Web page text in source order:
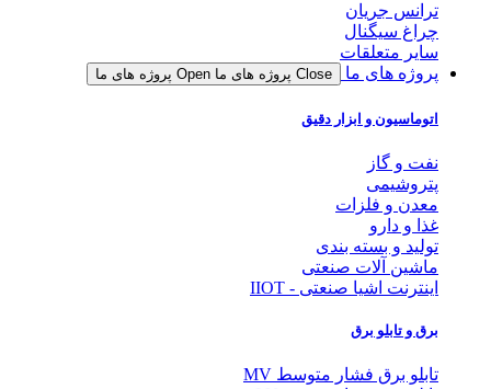
ترانس جریان
چراغ سیگنال
سایر متعلقات
پروژه های ما
Close پروژه های ما Open پروژه های ما
اتوماسیون و ابزار دقیق
نفت و گاز
پتروشیمی
معدن و فلزات
غذا و دارو
تولید و بسته بندی
ماشین آلات صنعتی
اینترنت اشیا صنعتی - IIOT
برق و تابلو برق
تابلو برق فشار متوسط MV